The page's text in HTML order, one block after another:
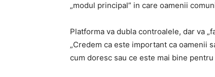
„modul principal” in care oamenii
Platforma va dubla controalele, dar va
„Credem ca este important ca oamenii
cum doresc sau ce este mai bine pentru